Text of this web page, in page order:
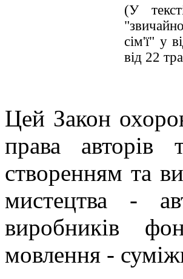
(У
сім'ї" у
від 22
Цей Закон
права авторів
створенням та
мистецтва -
виробників
мовлення -